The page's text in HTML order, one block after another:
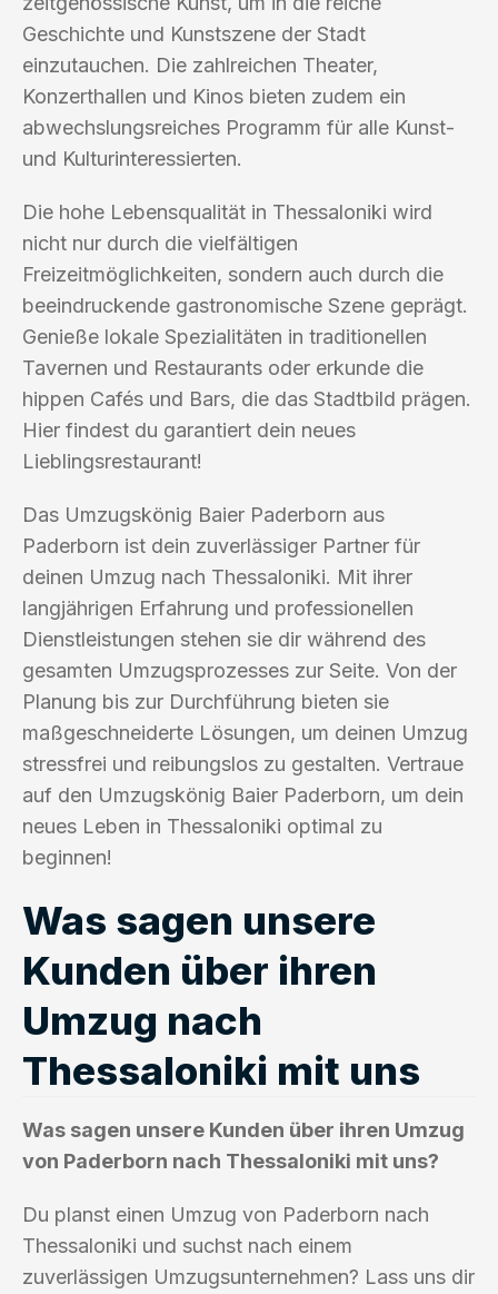
Geschichte und Kunstszene der Stadt
einzutauchen. Die zahlreichen Theater,
Konzerthallen und Kinos bieten zudem ein
abwechslungsreiches Programm für alle Kunst-
und Kulturinteressierten.
Die hohe Lebensqualität in Thessaloniki wird
nicht nur durch die vielfältigen
Freizeitmöglichkeiten, sondern auch durch die
beeindruckende gastronomische Szene geprägt.
Genieße lokale Spezialitäten in traditionellen
Tavernen und Restaurants oder erkunde die
hippen Cafés und Bars, die das Stadtbild prägen.
Hier findest du garantiert dein neues
Lieblingsrestaurant!
Das Umzugskönig Baier Paderborn aus
Paderborn ist dein zuverlässiger Partner für
deinen Umzug nach Thessaloniki. Mit ihrer
langjährigen Erfahrung und professionellen
Dienstleistungen stehen sie dir während des
gesamten Umzugsprozesses zur Seite. Von der
Planung bis zur Durchführung bieten sie
maßgeschneiderte Lösungen, um deinen Umzug
stressfrei und reibungslos zu gestalten. Vertraue
auf den Umzugskönig Baier Paderborn, um dein
neues Leben in Thessaloniki optimal zu
beginnen!
Was sagen unsere
Kunden über ihren
Umzug nach
Thessaloniki mit uns
Was sagen unsere Kunden über ihren Umzug
von Paderborn nach Thessaloniki mit uns?
Du planst einen Umzug von Paderborn nach
Thessaloniki und suchst nach einem
zuverlässigen Umzugsunternehmen? Lass uns dir